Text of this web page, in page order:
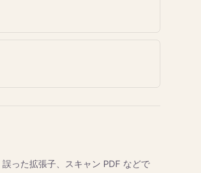
った拡張子、スキャン PDF などで